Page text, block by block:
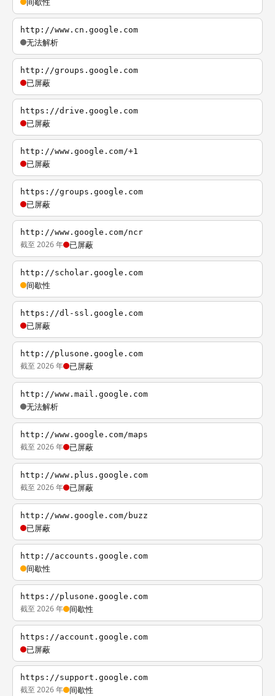
http://www.cn.google.com
无法解析
http://groups.google.com
已屏蔽
https://drive.google.com
已屏蔽
http://www.google.com/+1
已屏蔽
https://groups.google.com
已屏蔽
http://www.google.com/ncr
截至 2026 年 已屏蔽
http://scholar.google.com
间歇性
https://dl-ssl.google.com
已屏蔽
http://plusone.google.com
截至 2026 年 已屏蔽
http://www.mail.google.com
无法解析
http://www.google.com/maps
截至 2026 年 已屏蔽
http://www.plus.google.com
截至 2026 年 已屏蔽
http://www.google.com/buzz
已屏蔽
http://accounts.google.com
间歇性
https://plusone.google.com
截至 2026 年 间歇性
https://account.google.com
已屏蔽
https://support.google.com
截至 2026 年 间歇性